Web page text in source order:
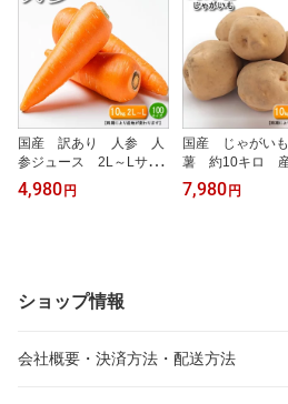
国産 訳あり 人参 人
参ジュース 2L～Lサイ
ズ(指定不可) 約10キ
ロ 時期により産地は
4,980 円
国産 じゃがい
薯 約10キロ 産
海道・九州地方・
方と時期により変
7,980 円
ショップ情報
会社概要・決済方法・配送方法